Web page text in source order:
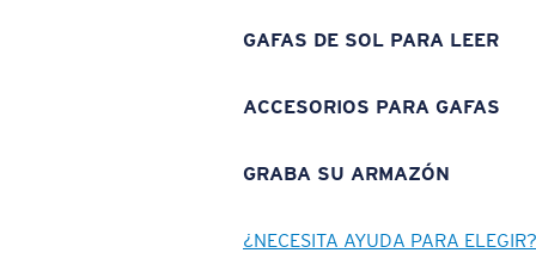
GAFAS DE SOL PARA LEER
ACCESORIOS PARA GAFAS
GRABA SU ARMAZÓN
¿NECESITA AYUDA PARA ELEGIR?